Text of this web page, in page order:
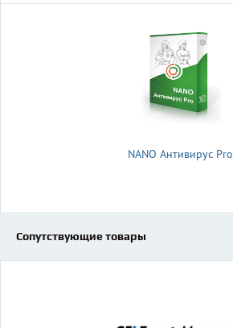
NANO Антивирус Pro
Сопутствующие товары